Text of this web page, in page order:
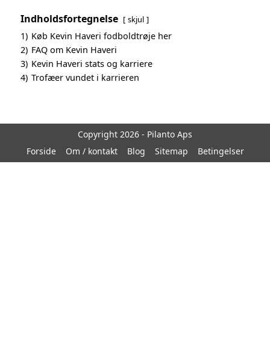
Indholdsfortegnelse skjul
1) Køb Kevin Haveri fodboldtrøje her
2) FAQ om Kevin Haveri
3) Kevin Haveri stats og karriere
4) Trofæer vundet i karrieren
Copyright 2026 - Pilanto Aps
Forside
Om / kontakt Blog Sitemap Betingelser